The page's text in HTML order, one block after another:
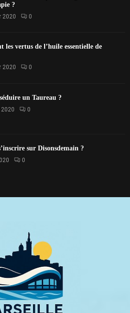
?
2020 0
les vertus de l’huile essentielle de
2020 0
un Taureau ?
2020 0
sur Disonsdemain ?
0